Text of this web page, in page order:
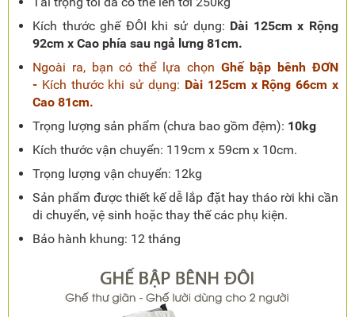
Kích thước ghế ĐÔI khi sử dụng: Dài 125cm x Rộng
92cm x Cao phía sau ngả lưng 81cm.
Ngoài ra, bạn có thể lựa chọn Ghế bập bênh ĐƠN
- Kích thước khi sử dụng: Dài 125cm x Rộng 66cm x
Cao 81cm.
Trọng lượng sản phẩm (chưa bao gồm đệm): 10kg
Kích thước vận chuyển: 119cm x 59cm x 10cm.
Trọng lượng vận chuyển: 12kg
Sản phẩm được thiết kế dễ lắp đặt hay tháo rời khi cần
di chuyển, vệ sinh hoặc thay thế các phụ kiện.
Bảo hành khung: 12 tháng